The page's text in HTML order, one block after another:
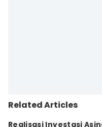
Related Articles
Realisasi Investasi